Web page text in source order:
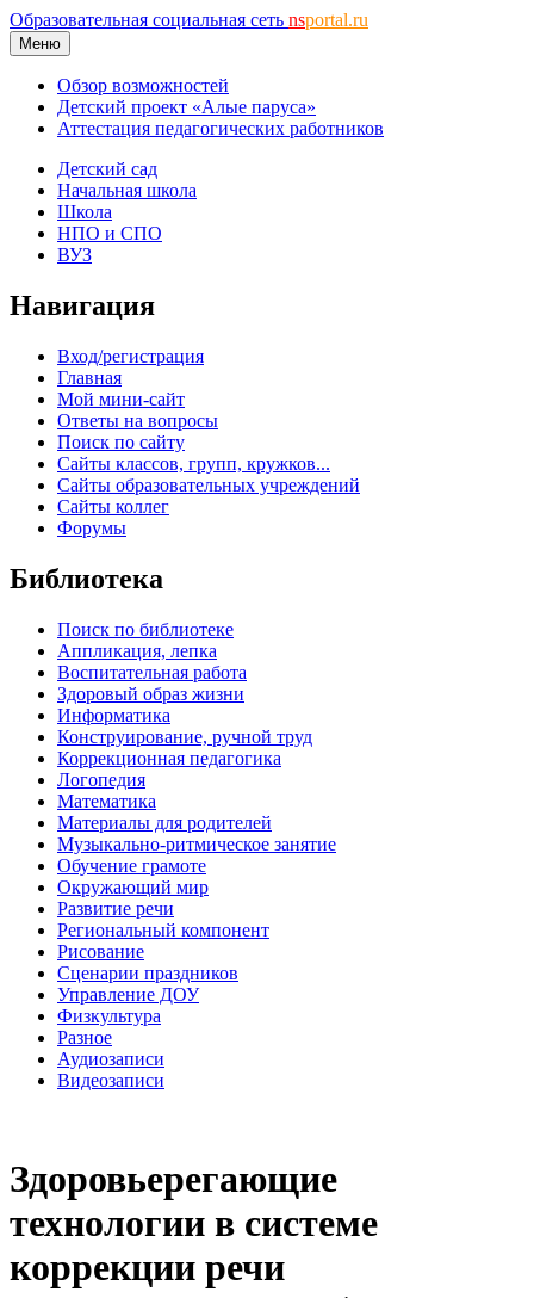
Образовательная социальная сеть nsportal.ru
Меню
Обзор возможностей
Детский проект «Алые паруса»
Аттестация педагогических работников
Детский сад
Начальная школа
Школа
НПО и СПО
ВУЗ
Навигация
Вход/регистрация
Главная
Мой мини-сайт
Ответы на вопросы
Поиск по сайту
Сайты классов, групп, кружков...
Сайты образовательных учреждений
Сайты коллег
Форумы
Библиотека
Поиск по библиотеке
Аппликация, лепка
Воспитательная работа
Здоровый образ жизни
Информатика
Конструирование, ручной труд
Коррекционная педагогика
Логопедия
Математика
Материалы для родителей
Музыкально-ритмическое занятие
Обучение грамоте
Окружающий мир
Развитие речи
Региональный компонент
Рисование
Сценарии праздников
Управление ДОУ
Физкультура
Разное
Аудиозаписи
Видеозаписи
Здоровьерегающие
технологии в системе
коррекции речи